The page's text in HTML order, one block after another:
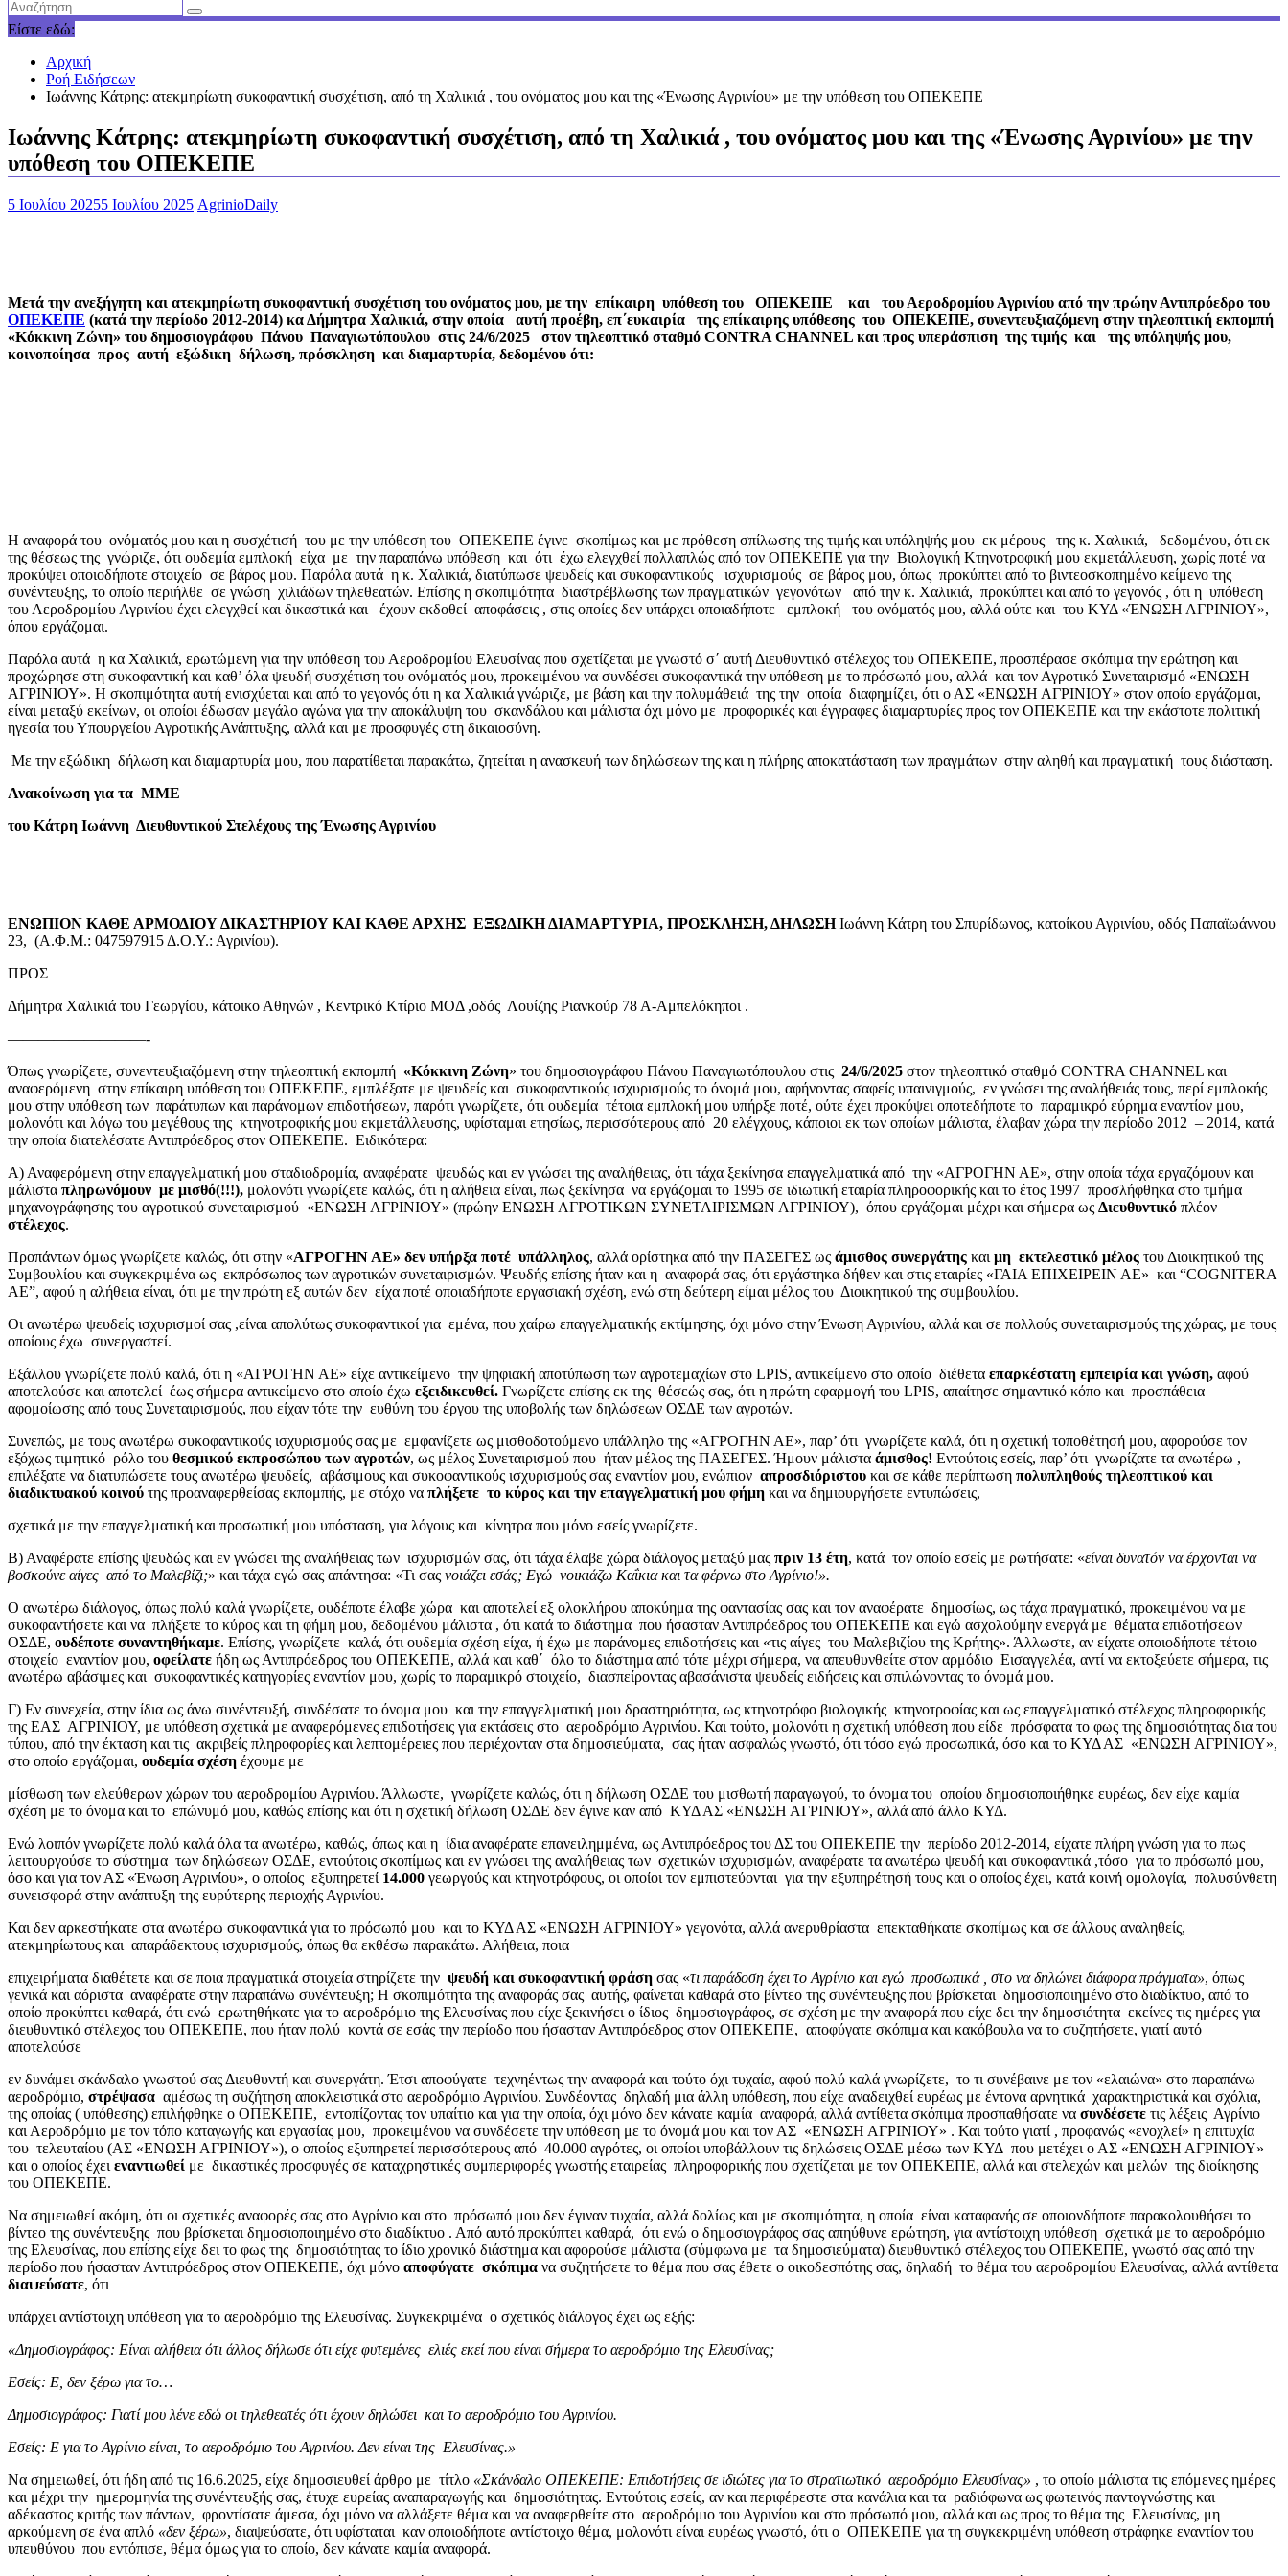
Είστε εδώ:
Αρχική
Ροή Ειδήσεων
Ιωάννης Κάτρης: ατεκμηρίωτη συκοφαντική συσχέτιση, από τη Χαλικιά , του ονόματος μου και της «Ένωσης Αγρινίου» με την υπόθεση του ΟΠΕΚΕΠΕ
Ιωάννης Κάτρης: ατεκμηρίωτη συκοφαντική συσχέτιση, από τη Χαλικιά , του ονόματος μου και της «Ένωσης Αγρινίου» με την
υπόθεση του ΟΠΕΚΕΠΕ
5 Ιουλίου 20255 Ιουλίου 2025 AgrinioDaily
Μετά την ανεξήγητη και ατεκμηρίωτη συκοφαντική συσχέτιση του ονόματος μου, με την επίκαιρη υπόθεση του ΟΠΕΚΕΠΕ και του Αεροδρομίου Αγρινίου από την πρώην Αντιπρόεδρο του
ΟΠΕΚΕΠΕ (κατά την περίοδο 2012-2014) κα Δήμητρα Χαλικιά, στην οποία αυτή προέβη, επ΄ευκαιρία της επίκαιρης υπόθεσης του ΟΠΕΚΕΠΕ, συνεντευξιαζόμενη στην τηλεοπτική εκπομπή
«Κόκκινη Ζώνη» του δημοσιογράφου Πάνου Παναγιωτόπουλου στις 24/6/2025 στον τηλεοπτικό σταθμό CONTRA CHANNEL και προς υπεράσπιση της τιμής και της υπόληψής μου,
κοινοποίησα προς αυτή εξώδικη δήλωση, πρόσκληση και διαμαρτυρία, δεδομένου ότι:
Η αναφορά του ονόματός μου και η συσχέτισή του με την υπόθεση του ΟΠΕΚΕΠΕ έγινε σκοπίμως και με πρόθεση σπίλωσης της τιμής και υπόληψής μου εκ μέρους της κ. Χαλικιά, δεδομένου, ότι εκ
της θέσεως της γνώριζε, ότι ουδεμία εμπλοκή είχα με την παραπάνω υπόθεση και ότι έχω ελεγχθεί πολλαπλώς από τον ΟΠΕΚΕΠΕ για την Βιολογική Κτηνοτροφική μου εκμετάλλευση, χωρίς ποτέ να
προκύψει οποιοδήποτε στοιχείο σε βάρος μου. Παρόλα αυτά η κ. Χαλικιά, διατύπωσε ψευδείς και συκοφαντικούς ισχυρισμούς σε βάρος μου, όπως προκύπτει από το βιντεοσκοπημένο κείμενο της
συνέντευξης, το οποίο περιήλθε σε γνώση χιλιάδων τηλεθεατών. Επίσης η σκοπιμότητα διαστρέβλωσης των πραγματικών γεγονότων από την κ. Χαλικιά, προκύπτει και από το γεγονός , ότι η υπόθεση
του Αεροδρομίου Αγρινίου έχει ελεγχθεί και δικαστικά και έχουν εκδοθεί αποφάσεις , στις οποίες δεν υπάρχει οποιαδήποτε εμπλοκή του ονόματός μου, αλλά ούτε και του ΚΥΔ «ΈΝΩΣΗ ΑΓΡΙΝΙΟΥ»,
όπου εργάζομαι.
Παρόλα αυτά η κα Χαλικιά, ερωτώμενη για την υπόθεση του Αεροδρομίου Ελευσίνας που σχετίζεται με γνωστό σ΄ αυτή Διευθυντικό στέλεχος του ΟΠΕΚΕΠΕ, προσπέρασε σκόπιμα την ερώτηση και
προχώρησε στη συκοφαντική και καθ’ όλα ψευδή συσχέτιση του ονόματός μου, προκειμένου να συνδέσει συκοφαντικά την υπόθεση με το πρόσωπό μου, αλλά και τον Αγροτικό Συνεταιρισμό «ΕΝΩΣΗ
ΑΓΡΙΝΙΟΥ». Η σκοπιμότητα αυτή ενισχύεται και από το γεγονός ότι η κα Χαλικιά γνώριζε, με βάση και την πολυμάθειά της την οποία διαφημίζει, ότι ο ΑΣ «ΕΝΩΣΗ ΑΓΡΙΝΙΟΥ» στον οποίο εργάζομαι,
είναι μεταξύ εκείνων, οι οποίοι έδωσαν μεγάλο αγώνα για την αποκάλυψη του σκανδάλου και μάλιστα όχι μόνο με προφορικές και έγγραφες διαμαρτυρίες προς τον ΟΠΕΚΕΠΕ και την εκάστοτε πολιτική
ηγεσία του Υπουργείου Αγροτικής Ανάπτυξης, αλλά και με προσφυγές στη δικαιοσύνη.
Με την εξώδικη δήλωση και διαμαρτυρία μου, που παρατίθεται παρακάτω, ζητείται η ανασκευή των δηλώσεων της και η πλήρης αποκατάσταση των πραγμάτων στην αληθή και πραγματική τους διάσταση.
Ανακοίνωση για τα ΜΜΕ
του Κάτρη Ιωάννη Διευθυντικού Στελέχους της Ένωσης Αγρινίου
ΕΝΩΠΙΟΝ ΚΑΘΕ ΑΡΜΟΔΙΟΥ ΔΙΚΑΣΤΗΡΙΟΥ ΚΑΙ ΚΑΘΕ ΑΡΧΗΣ ΕΞΩΔΙΚΗ ΔΙΑΜΑΡΤΥΡΙΑ, ΠΡΟΣΚΛΗΣΗ, ΔΗΛΩΣΗΙωάννη Κάτρη του Σπυρίδωνος, κατοίκου Αγρινίου, οδός Παπαϊωάννου
23, (Α.Φ.Μ.: 047597915 Δ.Ο.Υ.: Αγρινίου).
ΠΡΟΣ
Δήμητρα Χαλικιά του Γεωργίου, κάτοικο Αθηνών , Κεντρικό Κτίριο ΜΟΔ ,οδός Λουίζης Ριανκούρ 78 Α-Αμπελόκηποι .
—————————-
Όπως γνωρίζετε, συνεντευξιαζόμενη στην τηλεοπτική εκπομπή «Κόκκινη Ζώνη» του δημοσιογράφου Πάνου Παναγιωτόπουλου στις 24/6/2025 στον τηλεοπτικό σταθμό CONTRA CHANNEL και
αναφερόμενη στην επίκαιρη υπόθεση του ΟΠΕΚΕΠΕ, εμπλέξατε με ψευδείς και συκοφαντικούς ισχυρισμούς το όνομά μου, αφήνοντας σαφείς υπαινιγμούς, εν γνώσει της αναλήθειάς τους, περί εμπλοκής
μου στην υπόθεση των παράτυπων και παράνομων επιδοτήσεων, παρότι γνωρίζετε, ότι ουδεμία τέτοια εμπλοκή μου υπήρξε ποτέ, ούτε έχει προκύψει οποτεδήποτε το παραμικρό εύρημα εναντίον μου,
μολονότι και λόγω του μεγέθους της κτηνοτροφικής μου εκμετάλλευσης, υφίσταμαι ετησίως, περισσότερους από 20 ελέγχους, κάποιοι εκ των οποίων μάλιστα, έλαβαν χώρα την περίοδο 2012 – 2014, κατά
την οποία διατελέσατε Αντιπρόεδρος στον ΟΠΕΚΕΠΕ. Ειδικότερα:
Α) Αναφερόμενη στην επαγγελματική μου σταδιοδρομία, αναφέρατε ψευδώς και εν γνώσει της αναλήθειας, ότι τάχα ξεκίνησα επαγγελματικά από την «ΑΓΡΟΓΗΝ ΑΕ», στην οποία τάχα εργαζόμουν και
μάλιστα πληρωνόμουν με μισθό(!!!), μολονότι γνωρίζετε καλώς, ότι η αλήθεια είναι, πως ξεκίνησα να εργάζομαι το 1995 σε ιδιωτική εταιρία πληροφορικής και το έτος 1997 προσλήφθηκα στο τμήμα
μηχανογράφησης του αγροτικού συνεταιρισμού «ΕΝΩΣΗ ΑΓΡΙΝΙΟΥ» (πρώην ΕΝΩΣΗ ΑΓΡΟΤΙΚΩΝ ΣΥΝΕΤΑΙΡΙΣΜΩΝ ΑΓΡΙΝΙΟΥ), όπου εργάζομαι μέχρι και σήμερα ως Διευθυντικό πλέον
στέλεχος.
Προπάντων όμως γνωρίζετε καλώς, ότι στην «ΑΓΡΟΓΗΝ ΑΕ» δεν υπήρξα ποτέ υπάλληλος, αλλά ορίστηκα από την ΠΑΣΕΓΕΣ ως άμισθος συνεργάτης και μη εκτελεστικό μέλος του Διοικητικού της
Συμβουλίου και συγκεκριμένα ως εκπρόσωπος των αγροτικών συνεταιρισμών. Ψευδής επίσης ήταν και η αναφορά σας, ότι εργάστηκα δήθεν και στις εταιρίες «ΓΑΙΑ ΕΠΙΧΕΙΡΕΙΝ ΑΕ» και “COGNITERA
AE”, αφού η αλήθεια είναι, ότι με την πρώτη εξ αυτών δεν είχα ποτέ οποιαδήποτε εργασιακή σχέση, ενώ στη δεύτερη είμαι μέλος του Διοικητικού της συμβουλίου.
Οι ανωτέρω ψευδείς ισχυρισμοί σας ,είναι απολύτως συκοφαντικοί για εμένα, που χαίρω επαγγελματικής εκτίμησης, όχι μόνο στην Ένωση Αγρινίου, αλλά και σε πολλούς συνεταιρισμούς της χώρας, με τους
οποίους έχω συνεργαστεί.
Εξάλλου γνωρίζετε πολύ καλά, ότι η «ΑΓΡΟΓΗΝ ΑΕ» είχε αντικείμενο την ψηφιακή αποτύπωση των αγροτεμαχίων στο LPIS, αντικείμενο στο οποίο διέθετα επαρκέστατη εμπειρία και γνώση, αφού
αποτελούσε και αποτελεί έως σήμερα αντικείμενο στο οποίο έχω εξειδικευθεί. Γνωρίζετε επίσης εκ της θέσεώς σας, ότι η πρώτη εφαρμογή του LPIS, απαίτησε σημαντικό κόπο και προσπάθεια
αφομοίωσης από τους Συνεταιρισμούς, που είχαν τότε την ευθύνη του έργου της υποβολής των δηλώσεων ΟΣΔΕ των αγροτών.
Συνεπώς, με τους ανωτέρω συκοφαντικούς ισχυρισμούς σας με εμφανίζετε ως μισθοδοτούμενο υπάλληλο της «ΑΓΡΟΓΗΝ ΑΕ», παρ’ ότι γνωρίζετε καλά, ότι η σχετική τοποθέτησή μου, αφορούσε τον
εξόχως τιμητικό ρόλο του θεσμικού εκπροσώπου των αγροτών, ως μέλος Συνεταιρισμού που ήταν μέλος της ΠΑΣΕΓΕΣ. Ήμουν μάλιστα άμισθος! Εντούτοις εσείς, παρ’ ότι γνωρίζατε τα ανωτέρω ,
επιλέξατε να διατυπώσετε τους ανωτέρω ψευδείς, αβάσιμους και συκοφαντικούς ισχυρισμούς σας εναντίον μου, ενώπιον απροσδιόριστου και σε κάθε περίπτωση πολυπληθούς τηλεοπτικού και
διαδικτυακού κοινού της προαναφερθείσας εκπομπής, με στόχο να πλήξετε το κύρος και την επαγγελματική μου φήμη και να δημιουργήσετε εντυπώσεις,
σχετικά με την επαγγελματική και προσωπική μου υπόσταση, για λόγους και κίνητρα που μόνο εσείς γνωρίζετε.
Β) Αναφέρατε επίσης ψευδώς και εν γνώσει της αναλήθειας των ισχυρισμών σας, ότι τάχα έλαβε χώρα διάλογος μεταξύ μας πριν 13 έτη, κατά τον οποίο εσείς με ρωτήσατε: «είναι δυνατόν να έρχονται να
βοσκούνε αίγες από το Μαλεβίζι;» και τάχα εγώ σας απάντησα: «Τι σας νοιάζει εσάς; Εγώ νοικιάζω Καΐκια και τα φέρνω στο Αγρίνιο!».
Ο ανωτέρω διάλογος, όπως πολύ καλά γνωρίζετε, ουδέποτε έλαβε χώρα και αποτελεί εξ ολοκλήρου αποκύημα της φαντασίας σας και τον αναφέρατε δημοσίως, ως τάχα πραγματικό, προκειμένου να με
συκοφαντήσετε και να πλήξετε το κύρος και τη φήμη μου, δεδομένου μάλιστα , ότι κατά το διάστημα που ήσασταν Αντιπρόεδρος του ΟΠΕΚΕΠΕ και εγώ ασχολούμην ενεργά με θέματα επιδοτήσεων
ΟΣΔΕ, ουδέποτε συναντηθήκαμε. Επίσης, γνωρίζετε καλά, ότι ουδεμία σχέση είχα, ή έχω με παράνομες επιδοτήσεις και «τις αίγες του Μαλεβιζίου της Κρήτης». Άλλωστε, αν είχατε οποιοδήποτε τέτοιο
στοιχείο εναντίον μου, οφείλατε ήδη ως Αντιπρόεδρος του ΟΠΕΚΕΠΕ, αλλά και καθ΄ όλο το διάστημα από τότε μέχρι σήμερα, να απευθυνθείτε στον αρμόδιο Εισαγγελέα, αντί να εκτοξεύετε σήμερα, τις
ανωτέρω αβάσιμες και συκοφαντικές κατηγορίες εναντίον μου, χωρίς το παραμικρό στοιχείο, διασπείροντας αβασάνιστα ψευδείς ειδήσεις και σπιλώνοντας το όνομά μου.
Γ) Εν συνεχεία, στην ίδια ως άνω συνέντευξή, συνδέσατε το όνομα μου και την επαγγελματική μου δραστηριότητα, ως κτηνοτρόφο βιολογικής κτηνοτροφίας και ως επαγγελματικό στέλεχος πληροφορικής
της ΕΑΣ ΑΓΡΙΝΙΟΥ, με υπόθεση σχετικά με αναφερόμενες επιδοτήσεις για εκτάσεις στο αεροδρόμιο Αγρινίου. Και τούτο, μολονότι η σχετική υπόθεση που είδε πρόσφατα το φως της δημοσιότητας δια του
τύπου, από την έκταση και τις ακριβείς πληροφορίες και λεπτομέρειες που περιέχονταν στα δημοσιεύματα, σας ήταν ασφαλώς γνωστό, ότι τόσο εγώ προσωπικά, όσο και το ΚΥΔ ΑΣ «ΕΝΩΣΗ ΑΓΡΙΝΙΟΥ»,
στο οποίο εργάζομαι, ουδεμία σχέση έχουμε με
μίσθωση των ελεύθερων χώρων του αεροδρομίου Αγρινίου. Άλλωστε, γνωρίζετε καλώς, ότι η δήλωση ΟΣΔΕ του μισθωτή παραγωγού, το όνομα του οποίου δημοσιοποιήθηκε ευρέως, δεν είχε καμία
σχέση με το όνομα και το επώνυμό μου, καθώς επίσης και ότι η σχετική δήλωση ΟΣΔΕ δεν έγινε καν από ΚΥΔ ΑΣ «ΕΝΩΣΗ ΑΓΡΙΝΙΟΥ», αλλά από άλλο ΚΥΔ.
Ενώ λοιπόν γνωρίζετε πολύ καλά όλα τα ανωτέρω, καθώς, όπως και η ίδια αναφέρατε επανειλημμένα, ως Αντιπρόεδρος του ΔΣ του ΟΠΕΚΕΠΕ την περίοδο 2012-2014, είχατε πλήρη γνώση για το πως
λειτουργούσε το σύστημα των δηλώσεων ΟΣΔΕ, εντούτοις σκοπίμως και εν γνώσει της αναλήθειας των σχετικών ισχυρισμών, αναφέρατε τα ανωτέρω ψευδή και συκοφαντικά ,τόσο για το πρόσωπό μου,
όσο και για τον ΑΣ «Ένωση Αγρινίου», ο οποίος εξυπηρετεί 14.000 γεωργούς και κτηνοτρόφους, οι οποίοι τον εμπιστεύονται για την εξυπηρέτησή τους και ο οποίος έχει, κατά κοινή ομολογία, πολυσύνθετη
συνεισφορά στην ανάπτυξη της ευρύτερης περιοχής Αγρινίου.
Και δεν αρκεστήκατε στα ανωτέρω συκοφαντικά για το πρόσωπό μου και το ΚΥΔ ΑΣ «ΕΝΩΣΗ ΑΓΡΙΝΙΟΥ» γεγονότα, αλλά ανερυθρίαστα επεκταθήκατε σκοπίμως και σε άλλους αναληθείς,
ατεκμηρίωτους και απαράδεκτους ισχυρισμούς, όπως θα εκθέσω παρακάτω. Αλήθεια, ποια
επιχειρήματα διαθέτετε και σε ποια πραγματικά στοιχεία στηρίζετε την ψευδή και συκοφαντική φράση σας «τι παράδοση έχει το Αγρίνιο και εγώ προσωπικά , στο να δηλώνει διάφορα πράγματα», όπως
γενικά και αόριστα αναφέρατε στην παραπάνω συνέντευξη; Η σκοπιμότητα της αναφοράς σας αυτής, φαίνεται καθαρά στο βίντεο της συνέντευξης που βρίσκεται δημοσιοποιημένο στο διαδίκτυο, από το
οποίο προκύπτει καθαρά, ότι ενώ ερωτηθήκατε για το αεροδρόμιο της Ελευσίνας που είχε ξεκινήσει ο ίδιος δημοσιογράφος, σε σχέση με την αναφορά που είχε δει την δημοσιότητα εκείνες τις ημέρες για
διευθυντικό στέλεχος του ΟΠΕΚΕΠΕ, που ήταν πολύ κοντά σε εσάς την περίοδο που ήσασταν Αντιπρόεδρος στον ΟΠΕΚΕΠΕ, αποφύγατε σκόπιμα και κακόβουλα να το συζητήσετε, γιατί αυτό
αποτελούσε
εν δυνάμει σκάνδαλο γνωστού σας Διευθυντή και συνεργάτη. Έτσι αποφύγατε τεχνηέντως την αναφορά και τούτο όχι τυχαία, αφού πολύ καλά γνωρίζετε, το τι συνέβαινε με τον «ελαιώνα» στο παραπάνω
αεροδρόμιο, στρέψασα αμέσως τη συζήτηση αποκλειστικά στο αεροδρόμιο Αγρινίου. Συνδέοντας δηλαδή μια άλλη υπόθεση, που είχε αναδειχθεί ευρέως με έντονα αρνητικά χαρακτηριστικά και σχόλια,
της οποίας ( υπόθεσης) επιλήφθηκε ο ΟΠΕΚΕΠΕ, εντοπίζοντας τον υπαίτιο και για την οποία, όχι μόνο δεν κάνατε καμία αναφορά, αλλά αντίθετα σκόπιμα προσπαθήσατε να συνδέσετε τις λέξεις Αγρίνιο
και Αεροδρόμιο με τον τόπο καταγωγής και εργασίας μου, προκειμένου να συνδέσετε την υπόθεση με το όνομά μου και τον ΑΣ «ΕΝΩΣΗ ΑΓΡΙΝΙΟΥ» . Και τούτο γιατί , προφανώς «ενοχλεί» η επιτυχία
του τελευταίου (ΑΣ «ΕΝΩΣΗ ΑΓΡΙΝΙΟΥ»), ο οποίος εξυπηρετεί περισσότερους από 40.000 αγρότες, οι οποίοι υποβάλλουν τις δηλώσεις ΟΣΔΕ μέσω των ΚΥΔ που μετέχει ο ΑΣ «ΕΝΩΣΗ ΑΓΡΙΝΙΟΥ»
και ο οποίος έχει εναντιωθεί με δικαστικές προσφυγές σε καταχρηστικές συμπεριφορές γνωστής εταιρείας πληροφορικής που σχετίζεται με τον ΟΠΕΚΕΠΕ, αλλά και στελεχών και μελών της διοίκησης
του ΟΠΕΚΕΠΕ.
Να σημειωθεί ακόμη, ότι οι σχετικές αναφορές σας στο Αγρίνιο και στο πρόσωπό μου δεν έγιναν τυχαία, αλλά δολίως και με σκοπιμότητα, η οποία είναι καταφανής σε οποιονδήποτε παρακολουθήσει το
βίντεο της συνέντευξης που βρίσκεται δημοσιοποιημένο στο διαδίκτυο . Από αυτό προκύπτει καθαρά, ότι ενώ ο δημοσιογράφος σας απηύθυνε ερώτηση, για αντίστοιχη υπόθεση σχετικά με το αεροδρόμιο
της Ελευσίνας, που επίσης είχε δει το φως της δημοσιότητας το ίδιο χρονικό διάστημα και αφορούσε μάλιστα (σύμφωνα με τα δημοσιεύματα) διευθυντικό στέλεχος του ΟΠΕΚΕΠΕ, γνωστό σας από την
περίοδο που ήσασταν Αντιπρόεδρος στον ΟΠΕΚΕΠΕ, όχι μόνο αποφύγατε σκόπιμα να συζητήσετε το θέμα που σας έθετε ο οικοδεσπότης σας, δηλαδή το θέμα του αεροδρομίου Ελευσίνας, αλλά αντίθετα
διαψεύσατε, ότι
υπάρχει αντίστοιχη υπόθεση για το αεροδρόμιο της Ελευσίνας. Συγκεκριμένα ο σχετικός διάλογος έχει ως εξής:
«Δημοσιογράφος: Είναι αλήθεια ότι άλλος δήλωσε ότι είχε φυτεμένες ελιές εκεί που είναι σήμερα το αεροδρόμιο της Ελευσίνας;
Εσείς: Ε, δεν ξέρω για το…
Δημοσιογράφος: Γιατί μου λένε εδώ οι τηλεθεατές ότι έχουν δηλώσει και το αεροδρόμιο του Αγρινίου.
Εσείς: Ε για το Αγρίνιο είναι, το αεροδρόμιο του Αγρινίου. Δεν είναι της Ελευσίνας.»
Να σημειωθεί, ότι ήδη από τις 16.6.2025, είχε δημοσιευθεί άρθρο με τίτλο «Σκάνδαλο ΟΠΕΚΕΠΕ: Επιδοτήσεις σε ιδιώτες για το στρατιωτικό αεροδρόμιο Ελευσίνας» , το οποίο μάλιστα τις επόμενες ημέρες
και μέχρι την ημερομηνία της συνέντευξής σας, έτυχε ευρείας αναπαραγωγής και δημοσιότητας. Εντούτοις εσείς, αν και περιφέρεστε στα κανάλια και τα ραδιόφωνα ως φωτεινός παντογνώστης και
αδέκαστος κριτής των πάντων, φροντίσατε άμεσα, όχι μόνο να αλλάξετε θέμα και να αναφερθείτε στο αεροδρόμιο του Αγρινίου και στο πρόσωπό μου, αλλά και ως προς το θέμα της Ελευσίνας, μη
αρκούμενη σε ένα απλό «δεν ξέρω», διαψεύσατε, ότι υφίσταται καν οποιοδήποτε αντίστοιχο θέμα, μολονότι είναι ευρέως γνωστό, ότι ο ΟΠΕΚΕΠΕ για τη συγκεκριμένη υπόθεση στράφηκε εναντίον του
υπευθύνου που εντόπισε, θέμα όμως για το οποίο, δεν κάνατε καμία αναφορά.